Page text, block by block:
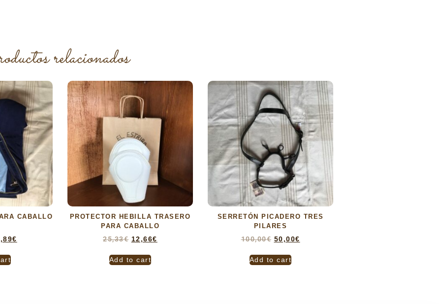
relacionados
CABALLO
€
PROTECTOR HEBILLA TRASERO
PARA CABALLO
25,33€ 12,66€
Add to cart
SERRETÓN PICADERO TRES
PILARES
100,00€ 50,00€
Add to cart